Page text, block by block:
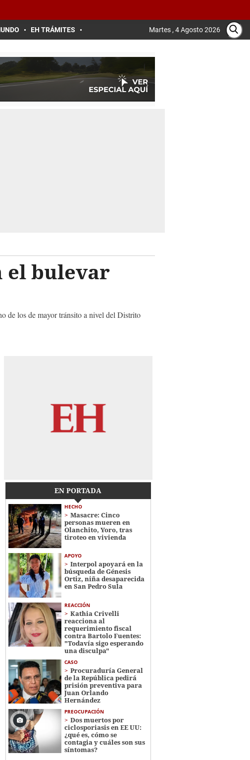
EH TRÁMITES Martes , 4 Agosto 2026
el bulevar
de los de mayor tránsito a nivel del Distrito
EN PORTADA
HECHO
Masacre: Cinco
personas mueren en
Olanchito, Yoro, tras
tiroteo en vivienda
APOYO
Interpol apoyará en la
búsqueda de Génesis
Ortiz, niña desaparecida
en San Pedro Sula
REACCIÓN
Kathia Crivelli
reacciona al
requerimiento fiscal
contra Bartolo Fuentes:
"Todavía sigo esperando
una disculpa"
CASO
Procuraduría General
de la República pedirá
prisión preventiva para
Juan Orlando
Hernández
PREOCUPACIÓN
Dos muertos por
ciclosporiasis en EE UU:
¿qué es, cómo se
contagia y cuáles son sus
síntomas?